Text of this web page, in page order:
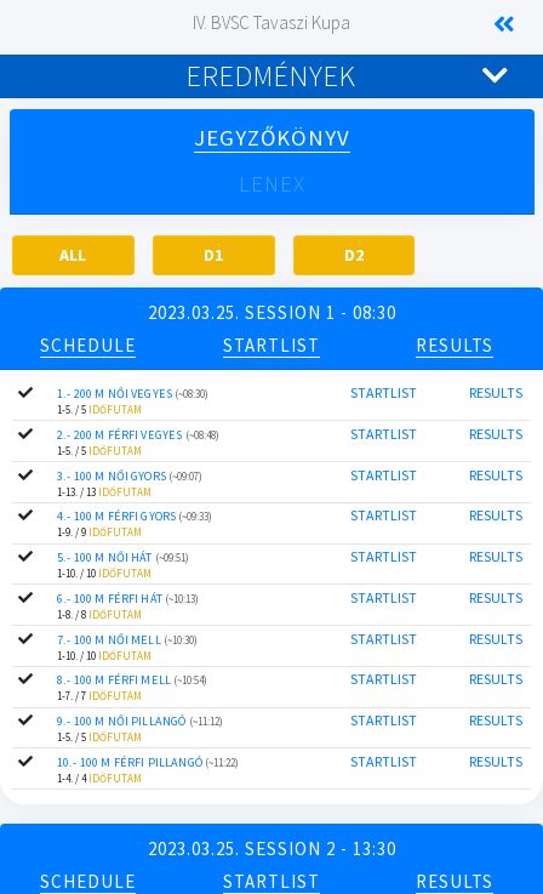
IV. BVSC Tavaszi Kupa
EREDMÉNYEK
JEGYZŐKÖNYV
LENEX
ALL D1 D2
2023.03.25. SESSION 1 - 08:30
SCHEDULE
STARTLIST RESULTS
1.- 200 M NŐI VEGYES (~08:30)
1-5. / 5 IDŐFUTAM
STARTLIST RESULTS
2.- 200 M FÉRFI VEGYES (~08:48)
1-5. / 5 IDŐFUTAM
STARTLIST RESULTS
3.- 100 M NŐI GYORS (~09:07)
1-13. / 13 IDŐFUTAM
STARTLIST RESULTS
4.- 100 M FÉRFI GYORS (~09:33)
1-9. / 9 IDŐFUTAM
STARTLIST RESULTS
5.- 100 M NŐI HÁT (~09:51)
1-10. / 10 IDŐFUTAM
STARTLIST RESULTS
6.- 100 M FÉRFI HÁT (~10:13)
1-8. / 8 IDŐFUTAM
STARTLIST RESULTS
7.- 100 M NŐI MELL (~10:30)
1-10. / 10 IDŐFUTAM
STARTLIST RESULTS
8.- 100 M FÉRFI MELL (~10:54)
1-7. / 7
IDŐFUTAM
STARTLIST RESULTS
9.- 100 M NŐI PILLANGÓ (~11:12)
1-5. / 5 IDŐFUTAM
STARTLIST RESULTS
10.- 100 M FÉRFI PILLANGÓ (~11:22)
1-4. / 4IDŐFUTAM
STARTLIST RESULTS
2023.03.25. SESSION 2 - 13:30
SCHEDULE
STARTLIST RESULTS